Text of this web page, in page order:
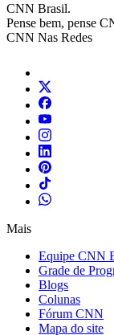
CNN Brasil.
Pense bem, pense
CNN Nas Redes
Mais
Equipe CNN
Grade de
Blogs
Colunas
Fórum CNN
Mapa do site